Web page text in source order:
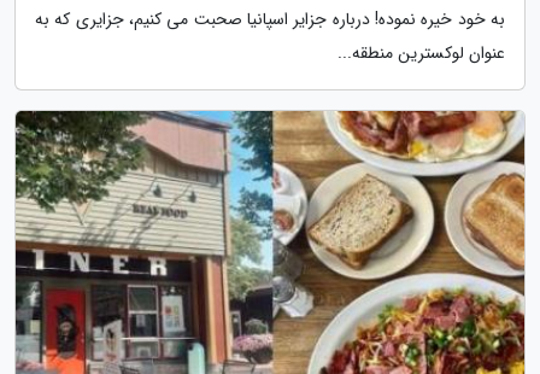
به خود خیره نموده! درباره جزایر اسپانیا صحبت می کنیم، جزایری که به
عنوان لوکسترین منطقه...